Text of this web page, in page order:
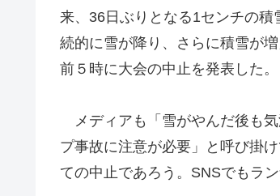
来、36日ぶりとなる1センチの
続的に雪が降り、さらに積雪が
前５時に大会の中止を発表した。
メディアも「雪がやんだ後も
プ事故に注意が必要」と呼び掛
ての中止であろう。SNSでもラ